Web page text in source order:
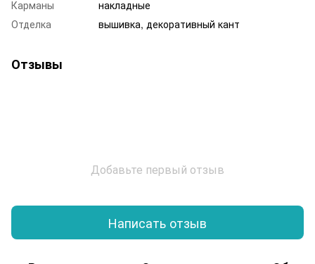
Карманы
накладные
Отделка
вышивка, декоративный кант
Отзывы
Добавьте первый отзыв
Написать отзыв